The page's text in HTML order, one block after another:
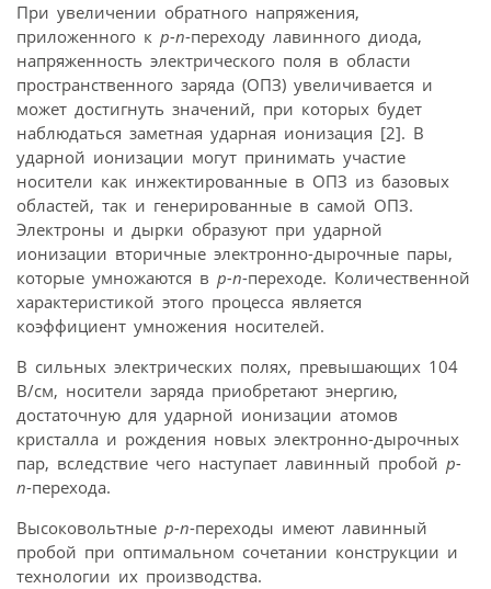
При увеличении обратного напряжения,
приложенного к p-n-переходу лавинного диода,
напряженность электрического поля в области
пространственного заряда (ОПЗ) увеличивается и
может достигнуть значений, при которых будет
наблюдаться заметная ударная ионизация [2]. В
ударной ионизации могут принимать участие
носители как инжектированные в ОПЗ из базовых
областей, так и генерированные в самой ОПЗ.
Электроны и дырки образуют при ударной
ионизации вторичные электронно-дырочные пары,
которые умножаются в p-n-переходе. Количественной
характеристикой этого процесса является
коэффициент умножения носителей.
В сильных электрических полях, превышающих 104
В/см, носители заряда приобретают энергию,
достаточную для ударной ионизации атомов
кристалла и рождения новых электронно-дырочных
пар, вследствие чего наступает лавинный пробой p-
n-перехода.
Высоковольтные p-n-переходы имеют лавинный
пробой при оптимальном сочетании конструкции и
технологии их производства.